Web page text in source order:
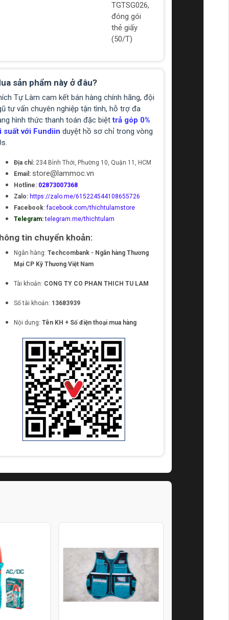
TGTSG026,
đóng gói
thẻ giấy
(50/T)
sản phẩm này ở đâu?
Tự Làm cam kết bán hàng chính hãng, đội
tư vấn chuyên nghiệp tận tình, hỗ trợ đa
hình thức thanh toán đặc biệttrả góp 0%
suất với Fundiin duyệt hồ sơ chỉ trong vòng
Địa chỉ: 234 Bình Thới, Phường 10, Quận 11, HCM
Email: store@lammoc.vn
Hotline: 02873007368
Zalo: https://zalo.me/615224544108655726
Facebook:facebook.com/thichtulamstore
Telegram: telegram.me/thichtulam
tin chuyển khoản:
Ngân hàng: Techcombank - Ngân hàng Thương
Mại CP Kỹ Thương Việt Nam
Tài khoản: CONG TY CO PHAN THICH TU LAM
Số tài khoản: 13683939
Nội dung: Tên KH + Số điện thoại mua hàng